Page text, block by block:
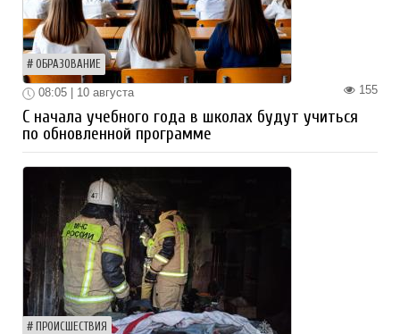
ОБРАЗОВАНИЕ
155
08:05 | 10 августа
С начала учебного года в школах будут учиться
по обновленной программе
ПРОИСШЕСТВИЯ